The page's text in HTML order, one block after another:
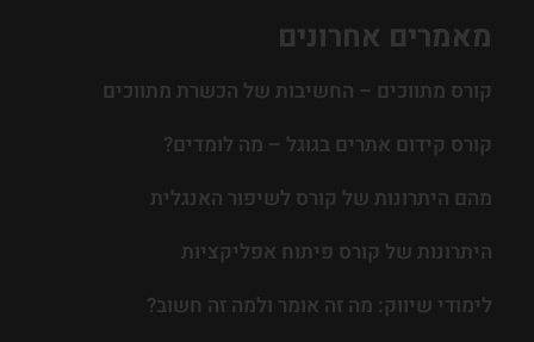
מאמרים אחרונים
קורס מתווכים – החשיבות של הכשרת מתווכים
קורס קידום אתרים בגוגל – מה לומדים?
מהם היתרונות של קורס לשיפור האנגלית
היתרונות של קורס פיתוח אפליקציות
לימודי שיווק: מה זה אומר ולמה זה חשוב?